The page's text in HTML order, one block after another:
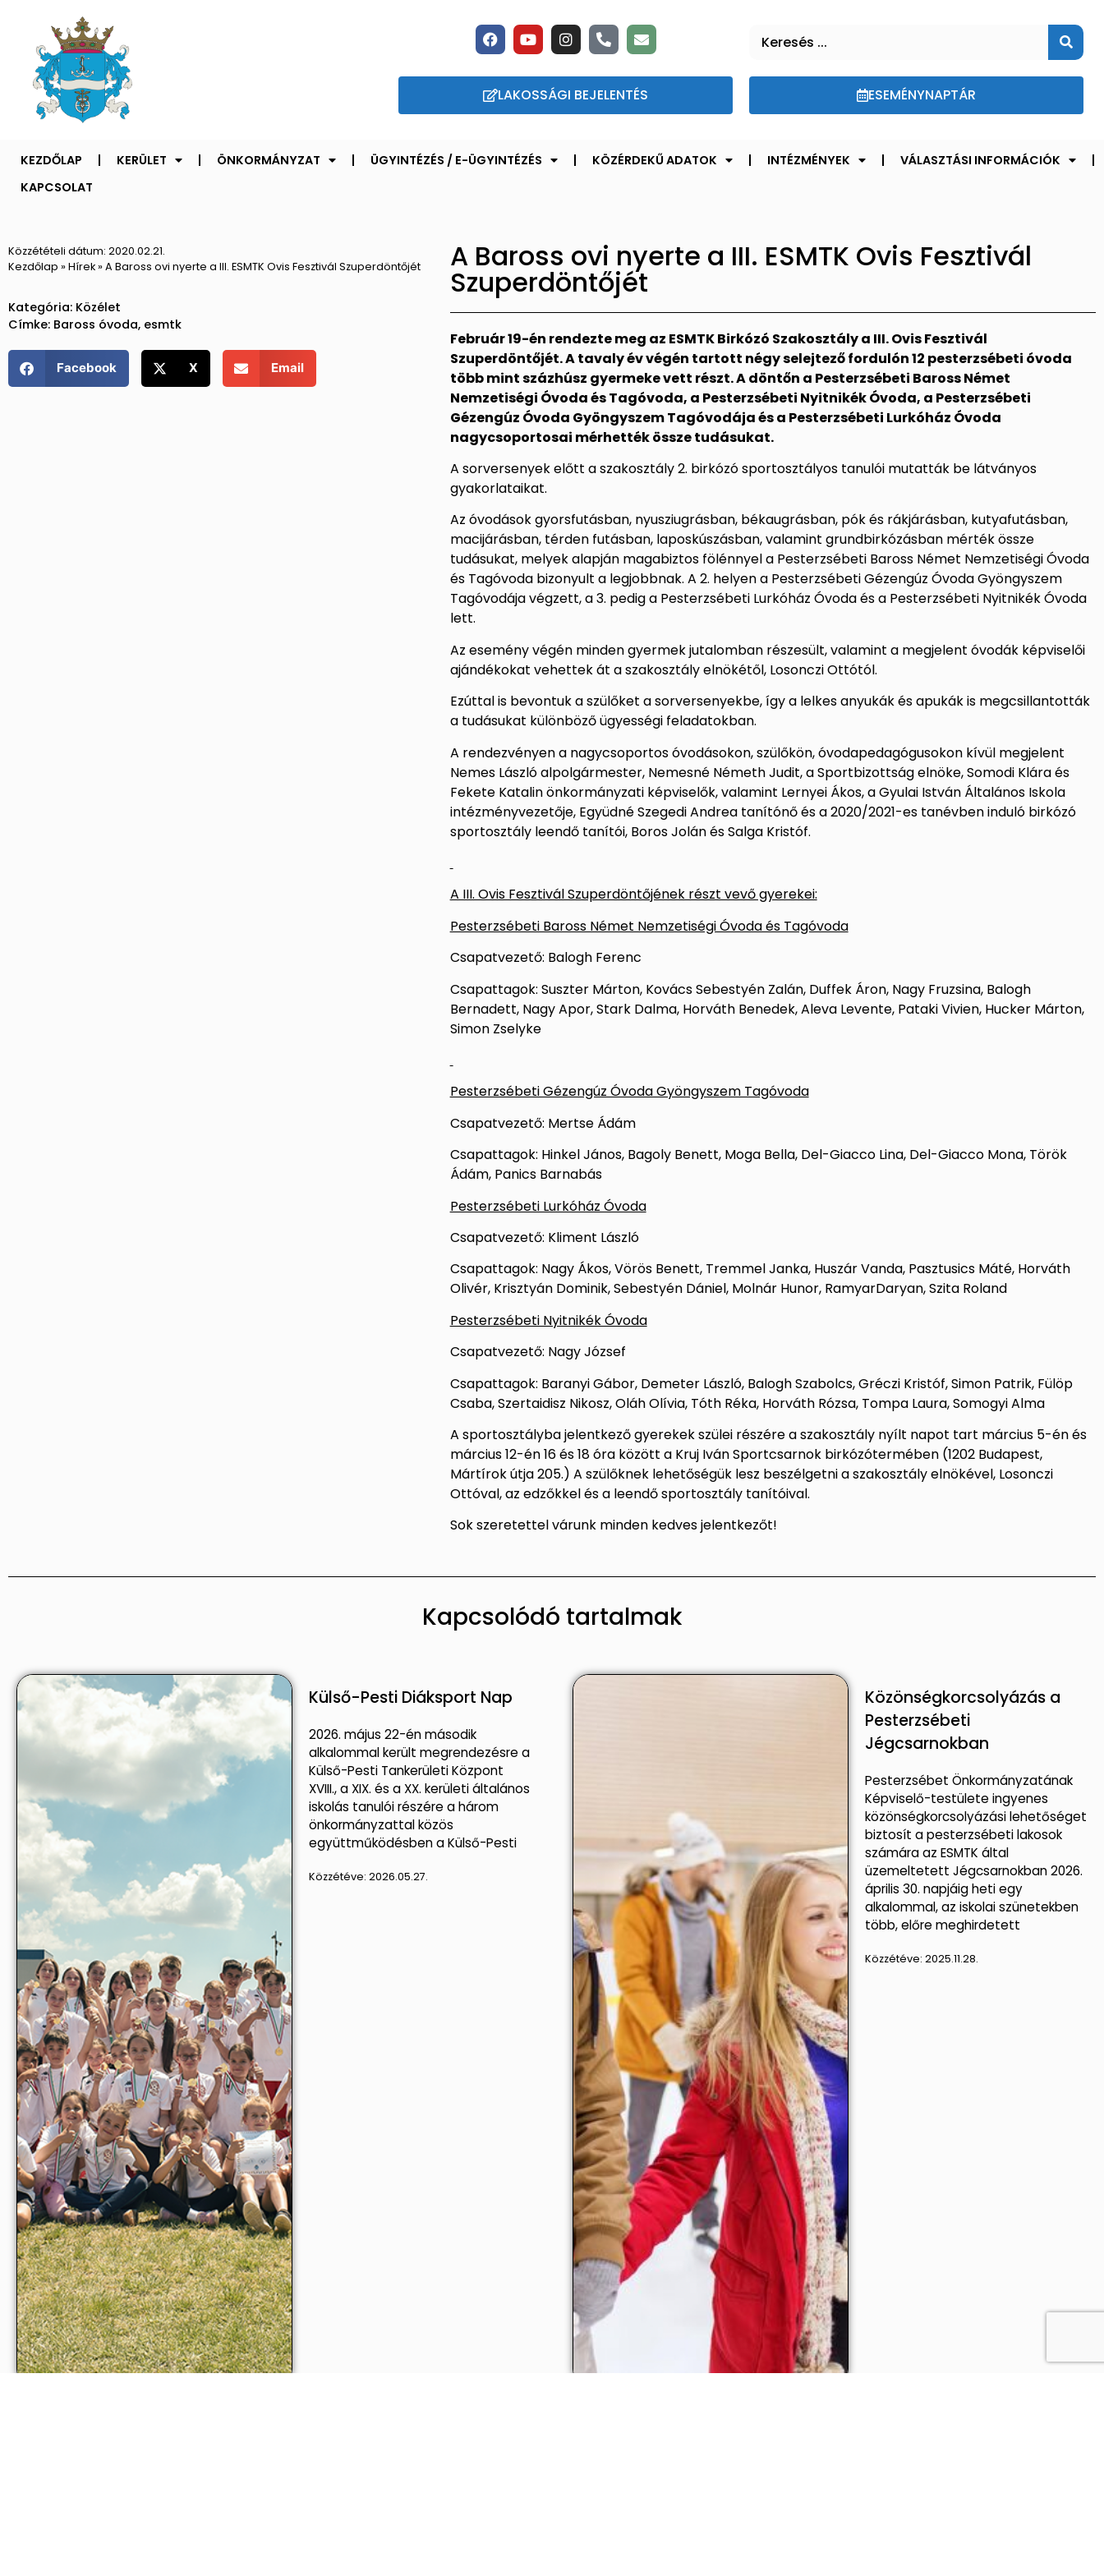
LAKOSSÁGI BEJELENTÉS ESEMÉNYNAPTÁR
KEZDŐLAP KERÜLET ÖNKORMÁNYZAT ÜGYINTÉZÉS / E-ÜGYINTÉZÉS KÖZÉRDEKŰ ADATOK INTÉZMÉNYEK
VÁLASZTÁSI INFORMÁCIÓK
KAPCSOLAT
Közzétételi dátum: 2020.02.21.
Kezdőlap » Hírek» A Baross ovi nyerte a III. ESMTK Ovis Fesztivál Szuperdöntőjét
Kategória: Közélet
Címke: Baross óvoda, esmtk
Facebook X Email
A Baross ovi nyerte a III. ESMTK Ovis Fesztivál
Szuperdöntőjét
Február 19-én rendezte meg az ESMTK Birkózó Szakosztály a III. Ovis Fesztivál
Szuperdöntőjét. A tavaly év végén tartott négy selejtező fordulón 12 pesterzsébeti óvoda
több mint százhúsz gyermeke vett részt. A döntőn a Pesterzsébeti Baross Német
Nemzetiségi Óvoda és Tagóvoda, a Pesterzsébeti Nyitnikék Óvoda, a Pesterzsébeti
Gézengúz Óvoda Gyöngyszem Tagóvodája és a Pesterzsébeti Lurkóház Óvoda
nagycsoportosai mérhették össze tudásukat.
A sorversenyek előtt a szakosztály 2. birkózó sportosztályos tanulói mutatták be látványos
gyakorlataikat.
Az óvodások gyorsfutásban, nyusziugrásban, békaugrásban, pók és rákjárásban, kutyafutásban,
macijárásban, térden futásban, laposkúszásban, valamint grundbirkózásban mérték össze
tudásukat, melyek alapján magabiztos fölénnyel a Pesterzsébeti Baross Német Nemzetiségi Óvoda
és Tagóvoda bizonyult a legjobbnak. A 2. helyen a Pesterzsébeti Gézengúz Óvoda Gyöngyszem
Tagóvodája végzett, a 3. pedig a Pesterzsébeti Lurkóház Óvoda és a Pesterzsébeti Nyitnikék Óvoda
lett.
Az esemény végén minden gyermek jutalomban részesült, valamint a megjelent óvodák képviselői
ajándékokat vehettek át a szakosztály elnökétől, Losonczi Ottótól.
Ezúttal is bevontuk a szülőket a sorversenyekbe, így a lelkes anyukák és apukák is megcsillantották
a tudásukat különböző ügyességi feladatokban.
A rendezvényen a nagycsoportos óvodásokon, szülőkön, óvodapedagógusokon kívül megjelent
Nemes László alpolgármester, Nemesné Németh Judit, a Sportbizottság elnöke, Somodi Klára és
Fekete Katalin önkormányzati képviselők, valamint Lernyei Ákos, a Gyulai István Általános Iskola
intézményvezetője, Együdné Szegedi Andrea tanítónő és a 2020/2021-es tanévben induló birkózó
sportosztály leendő tanítói, Boros Jolán és Salga Kristóf.
A III. Ovis Fesztivál Szuperdöntőjének részt vevő gyerekei:
Pesterzsébeti Baross Német Nemzetiségi Óvoda és Tagóvoda
Csapatvezető: Balogh Ferenc
Csapattagok: Suszter Márton, Kovács Sebestyén Zalán, Duffek Áron, Nagy Fruzsina, Balogh
Bernadett, Nagy Apor, Stark Dalma, Horváth Benedek, Aleva Levente, Pataki Vivien, Hucker Márton,
Simon Zselyke
Pesterzsébeti Gézengúz Óvoda Gyöngyszem Tagóvoda
Csapatvezető: Mertse Ádám
Csapattagok: Hinkel János, Bagoly Benett, Moga Bella, Del-Giacco Lina, Del-Giacco Mona, Török
Ádám, Panics Barnabás
Pesterzsébeti Lurkóház Óvoda
Csapatvezető: Kliment László
Csapattagok: Nagy Ákos, Vörös Benett, Tremmel Janka, Huszár Vanda, Pasztusics Máté, Horváth
Olivér, Krisztyán Dominik, Sebestyén Dániel, Molnár Hunor, RamyarDaryan, Szita Roland
Pesterzsébeti Nyitnikék Óvoda
Csapatvezető: Nagy József
Csapattagok: Baranyi Gábor, Demeter László, Balogh Szabolcs, Gréczi Kristóf, Simon Patrik, Fülöp
Csaba, Szertaidisz Nikosz, Oláh Olívia, Tóth Réka, Horváth Rózsa, Tompa Laura, Somogyi Alma
A sportosztályba jelentkező gyerekek szülei részére a szakosztály nyílt napot tart március 5-én és
március 12-én 16 és 18 óra között a Kruj Iván Sportcsarnok birkózótermében (1202 Budapest,
Mártírok útja 205.) A szülőknek lehetőségük lesz beszélgetni a szakosztály elnökével, Losonczi
Ottóval, az edzőkkel és a leendő sportosztály tanítóival.
Sok szeretettel várunk minden kedves jelentkezőt!
Kapcsolódó tartalmak
Külső-Pesti Diáksport Nap
2026. május 22-én második
alkalommal került megrendezésre a
Külső-Pesti Tankerületi Központ
XVIII., a XIX. és a XX. kerületi általános
iskolás tanulói részére a három
önkormányzattal közös
együttműködésben a Külső-Pesti
Közzétéve: 2026.05.27.
Közönségkorcsolyázás a
Pesterzsébeti
Jégcsarnokban
Pesterzsébet Önkormányzatának
Képviselő-testülete ingyenes
közönségkorcsolyázási lehetőséget
biztosít a pesterzsébeti lakosok
számára az ESMTK által
üzemeltetett Jégcsarnokban 2026.
április 30. napjáig heti egy
alkalommal, az iskolai szünetekben
több, előre meghirdetett
Közzétéve: 2025.11.28.